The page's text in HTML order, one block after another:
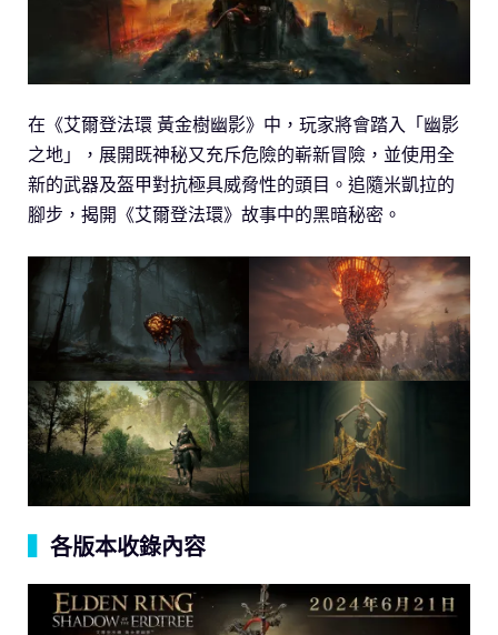
在《艾爾登法環 黃金樹幽影》中，玩家將會踏入「幽影
之地」，展開既神秘又充斥危險的嶄新冒險，並使用全
新的武器及盔甲對抗極具威脅性的頭目。追隨米凱拉的
腳步，揭開《艾爾登法環》故事中的黑暗秘密。
各版本收錄內容